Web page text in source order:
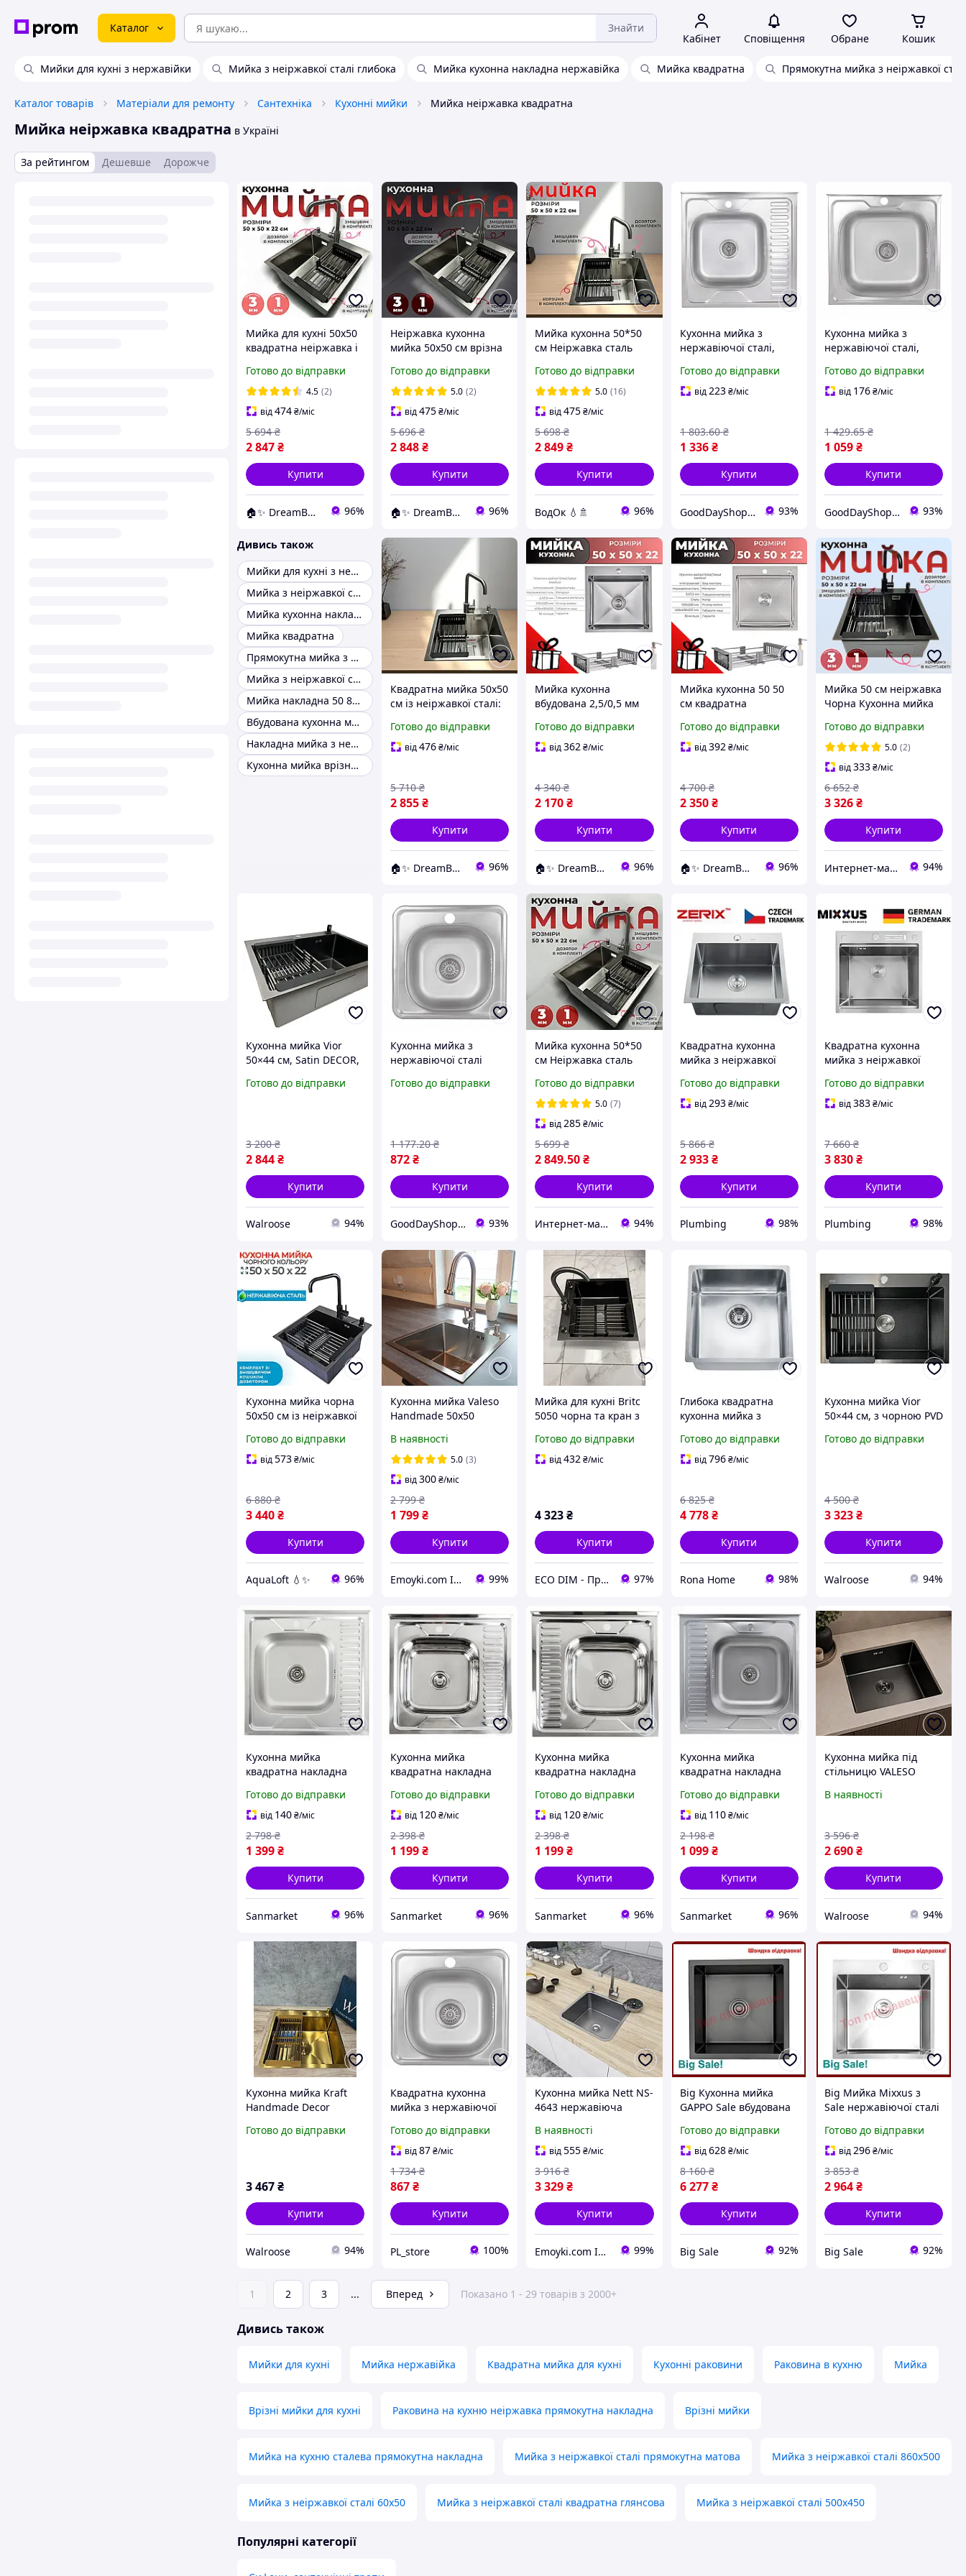
Каталог Знайти
Кабінет Сповіщення Обране Кошик
Мийки для кухні з нержавійки Мийка з неіржавкої сталі глибока Мийка кухонна накладна нержавійка Мийка квадратна Прямокутна мийка з неіржавкої
Каталог товарів Матеріали для ремонту Сантехніка Кухонні мийки Мийка неіржавка квадратна
Мийка неіржавка квадратна в Україні
За рейтингом Дешевше Дорожче
Мийка для кухні 50x50
квадратна неіржавка і
Готово до відправки
4.5 (2)
від474₴/міс
2 847₴
5 694 ₴
Купити
🏠✨ DreamBuy ✨🏠 96%
Неіржавка кухонна
мийка 50x50 см врізна
змішувач
Готово до відправки
5.0 (2)
від475₴/міс
2 848₴
5 696 ₴
Купити
🏠✨ DreamBuy ✨🏠 96%
Мийка кухонна 50*50
см Неіржавка сталь
змішувачем Мийка з
дозатором і кошиком
Готово до відправки
5.0 (16)
від475₴/міс
2 849₴
5 698 ₴
Купити
ВодОк 💧🚿 96%
Кухонна мийка з
нержавіючої сталі,
корзинчатим вентилем
і сифоном для зручного
Готово до відправки
від223 ₴/міс
1 336 ₴
1 803.60 ₴
Купити
GoodDayShop - Онлайн магазин різноманітних товарів 93%
Кухонна мийка з
нержавіючої сталі,
надійна та стильна для
вашого інтер'єру
Готово до відправки
від 176₴/міс
1 059₴
1 429.65 ₴
Купити
GoodDayShop - Онлайн магазин різноманітних товарів 93%
Дивись також
Мийки для кухні з нержавійки
Мийка з неіржавкої сталі глибока
Мийка кухонна накладна нержавійка
Мийка квадратна
Прямокутна мийка з неіржавкої сталі
Мийка з неіржавкої сталі 78х49
Мийка накладна 50 80 неіржавка сталь
Вбудована кухонна мийка з неіржавкої сталі
Накладна мийка з нержавіючої сталі 60х80 ліва
Кухонна мийка врізна матова неіржавка
Квадратна мийка 50х50
см із неіржавкої сталі:
комплект зі
змішувачем, дозатором
Готово до відправки
від476₴/міс
2 855₴
5 710 ₴
Купити
🏠✨ DreamBuy ✨🏠 96%
Мийка кухонна
вбудована 2,5/0,5 мм
см квадратна
неіржавка сталь
Готово до відправки
від362₴/міс
2 170₴
4 340 ₴
Купити
🏠✨ DreamBuy ✨🏠 96%
Мийка кухонна 50 50
см квадратна
сталь 3.0 мм Польща
Мийка 50на50
Готово до відправки
від392 ₴/міс
2 350 ₴
4 700 ₴
Купити
🏠✨ DreamBuy ✨🏠 96%
Мийка 50 см неіржавка
Чорна Кухонна мийка
дозатором комплект
Готово до відправки
5.0 (2)
від333₴/міс
3 326₴
6 652 ₴
Купити
Интернет-магазин Строй Дом 94%
Кухонна мийка Vior
50×44 см, Satin DECOR,
товщина 3,0/1,0 мм, з
Готово до відправки
2 844₴
3 200 ₴
Купити
Walroose 94%
Кухонна мийка з
нержавіючої сталі
зручний злив і
Готово до відправки
872₴
1 177.20 ₴
Купити
GoodDayShop - Онлайн магазин різноманітних товарів 93%
Мийка кухонна 50*50
см Неіржавка сталь
змішувачем Мийка з
дозатором і кошиком
Готово до відправки
5.0 (7)
від285₴/міс
2 849.50₴
5 699 ₴
Купити
Интернет-магазин Строй Дом 94%
Квадратна кухонна
мийка з неіржавкої
металева раковина
сталева для кухні 0.8
Готово до відправки
від 293 ₴/міс
2 933 ₴
5 866 ₴
Купити
Plumbing 98%
Квадратна кухонна
мийка з неіржавкої
металева раковина
сталева для кухні 0.8
Готово до відправки
від383₴/міс
3 830₴
7 660 ₴
Купити
Plumbing 98%
Кухонна мийка чорна
50х50 см із неіржавкої
дозатором комплект
Польща
Готово до відправки
від573₴/міс
3 440₴
6 880 ₴
Купити
AquaLoft 💧✨ 96%
Кухонна мийка Valeso
Handmade 50х50
5050
В наявності
5.0 (3)
від300₴/міс
1 799₴
2 799 ₴
Купити
Emoyki.com Інтернет-магазин кухонних мийок 99%
Мийка для кухні Britc
5050 чорна та кран з
Чорний
Готово до відправки
від432₴/міс
4 323₴
Купити
ECO DIM - Продаж та встановлення кабельних систем обігріву під ключ 97%
Глибока квадратна
кухонна мийка з
товстостінна Disfact S-
4040 Срібляста матова
Готово до відправки
від796 ₴/міс
4 778 ₴
6 825 ₴
Купити
Rona Home 98%
Кухонна мийка Vior
50×44 см, з чорною PVD
кошиком, дозатором і
Готово до відправки
3 323₴
4 500 ₴
Купити
Walroose 94%
Кухонна мийка
квадратна накладна
неіржавкої сталі з
накладним монтажем з
крилом чаша зліва vslx
6060
Готово до відправки
від 140₴/міс
1 399₴
2 798 ₴
Купити
Sanmarket 96%
Кухонна мийка
квадратна накладна
неіржавкої сталі з
накладним монтажем з
крилом чаша зліва
хром vslx 6060
Готово до відправки
від 120₴/міс
1 199₴
2 398 ₴
Купити
Sanmarket 96%
Кухонна мийка
квадратна накладна
неіржавкої сталі з
накладним монтажем з
крилом чаша справа
хром vslx 6060
Готово до відправки
від 120₴/міс
1 199₴
2 398 ₴
Купити
Sanmarket 96%
Кухонна мийка
квадратна накладна
неіржавкої сталі з
накладним монтажем з
крилом чаша справа
сатін vlx 6060
Готово до відправки
від 110 ₴/міс
1 099 ₴
2 198 ₴
Купити
Sanmarket 96%
Кухонна мийка під
стільницю VALESO
440×440×215 мм, чорна
нержавіюча сталь
SUS201, 3.0/0.8 мм
В наявності
2 690₴
3 596 ₴
Купити
Walroose 94%
Кухонна мийка Kraft
Handmade Decor
мм, з нержавіючої
Готово до відправки
3 467₴
Купити
Walroose 94%
Квадратна кухонна
мийка з нержавіючої
мийка для кухні
нержавіюча квадратна
0.6 мм
Готово до відправки
від87₴/міс
867₴
1 734 ₴
Купити
PL_store 100%
Кухонна мийка Nett NS-
4643 нержавіюча
В наявності
від555₴/міс
3 329₴
3 916 ₴
Купити
Emoyki.com Інтернет-магазин кухонних мийок 99%
Big Кухонна мийка
GAPPO Sale вбудована
з нержавіючої сталі
для маленької кухні
мий
Готово до відправки
від628 ₴/міс
6 277 ₴
8 160 ₴
Купити
Big Sale 92%
Big Мийка Mixxus з
Sale нержавіючої сталі
антибактеріальним
покриттям для кухні ра
Готово до відправки
від296₴/міс
2 964₴
3 853 ₴
Купити
Big Sale 92%
1 2 3 ... Вперед Показано 1 - 29 товарів з 2000+
Дивись також
Мийки для кухні Мийка нержавійка Квадратна мийка для кухні Кухонні раковини Раковина в кухню Мийка
Врізні мийки для кухні Раковина на кухню неіржавка прямокутна накладна Врізні мийки
Мийка на кухню сталева прямокутна накладна Мийка з неіржавкої сталі прямокутна матова Мийка з неіржавкої сталі 860х500
Мийка з неіржавкої сталі 60х50 Мийка з неіржавкої сталі квадратна глянсова Мийка з неіржавкої сталі 500х450
Популярні категорії